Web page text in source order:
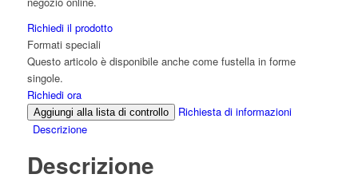
Richiedi il prodotto
Formati speciali
Questo articolo è disponibile anche come fustella in forme
singole.
Richiedi ora
Aggiungi alla lista di controllo
Richiesta di informazioni
Descrizione
Descrizione